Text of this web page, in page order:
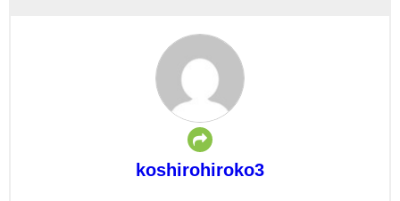
koshirohiroko3